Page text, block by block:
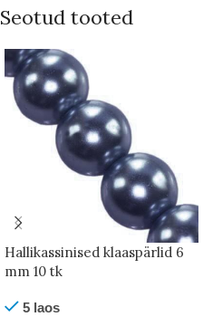
Seotud tooted
Hallikassinised klaaspärlid 6
mm 10 tk
5 laos